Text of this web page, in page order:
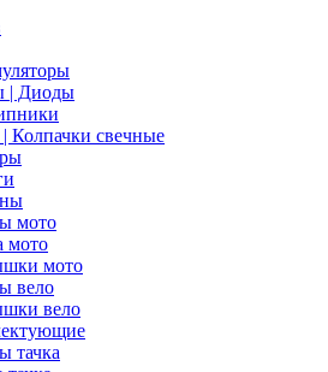
| Диоды
Колпачки свечные
мото
мото
мото
вело
вело
тачка